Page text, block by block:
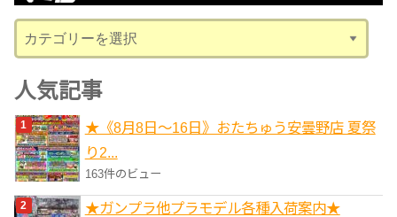
ブ
テ
ゴ
リ
ー
人気記事
★《8月8日～16日》おたちゅう安曇野店 夏祭
り2...
163件のビュー
★ガンプラ他プラモデル各種入荷案内★